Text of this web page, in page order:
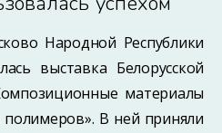
Народной Республики
выставка Белорусской
материалы
В ней приняли